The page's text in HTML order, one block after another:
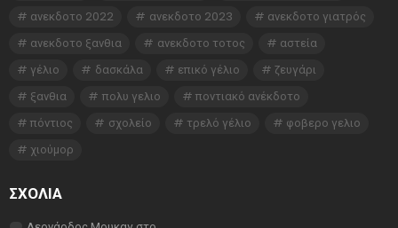
ανεκδοτο 2022
ανεκδοτο 2023
ανεκδοτο γιατρός
ανεκδοτο ξανθια
ανεκδοτο τοτος
αστεία
γέλιο
δασκάλα επικό γέλιο
ζευγάρι
ξανθια
πολυ γελιο
ποντιακό ανέκδοτο
πόντιος
σχολείο τρελό γέλιο
φοβερο γελιο
χιούμορ
ΣΧΌΛΙΑ